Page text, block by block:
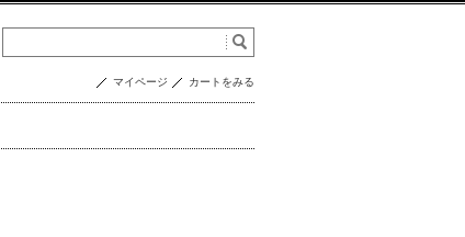
マイページ カートをみる